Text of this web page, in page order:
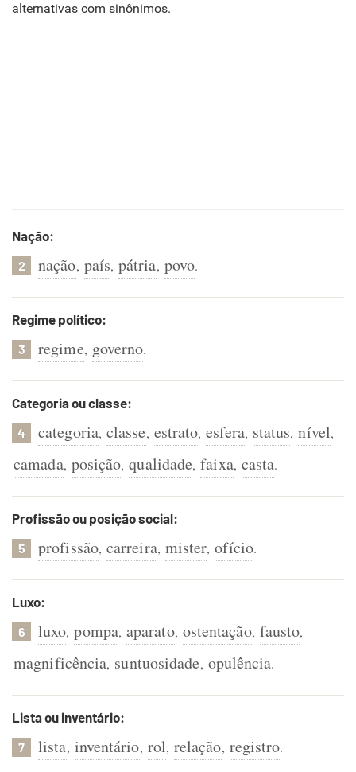
alternativas com sinônimos.
Nação:
2 nação, país, pátria, povo.
Regime político:
3 regime, governo.
Categoria ou classe:
4 categoria, classe, estrato, esfera, status, nível,
camada, posição, qualidade, faixa, casta.
Profissão ou posição social:
5 profissão, carreira, mister, ofício.
Luxo:
6 luxo, pompa, aparato, ostentação, fausto,
magnificência, suntuosidade, opulência.
Lista ou inventário:
7 lista, inventário, rol, relação, registro.